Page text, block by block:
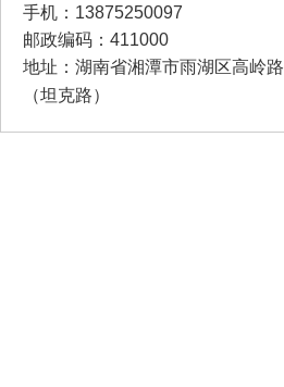
手机：13875250097
邮政编码：411000
地址：湖南省湘潭市雨湖区高岭路
（坦克路）